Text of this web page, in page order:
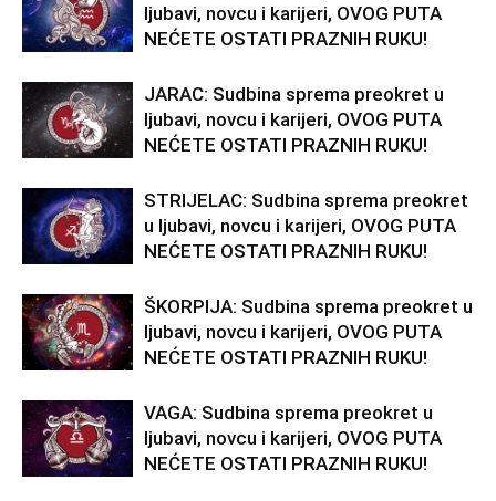
ljubavi, novcu i karijeri, OVOG PUTA
NEĆETE OSTATI PRAZNIH RUKU!
JARAC: Sudbina sprema preokret u
ljubavi, novcu i karijeri, OVOG PUTA
NEĆETE OSTATI PRAZNIH RUKU!
STRIJELAC: Sudbina sprema preokret
u ljubavi, novcu i karijeri, OVOG PUTA
NEĆETE OSTATI PRAZNIH RUKU!
ŠKORPIJA: Sudbina sprema preokret u
ljubavi, novcu i karijeri, OVOG PUTA
NEĆETE OSTATI PRAZNIH RUKU!
VAGA: Sudbina sprema preokret u
ljubavi, novcu i karijeri, OVOG PUTA
NEĆETE OSTATI PRAZNIH RUKU!